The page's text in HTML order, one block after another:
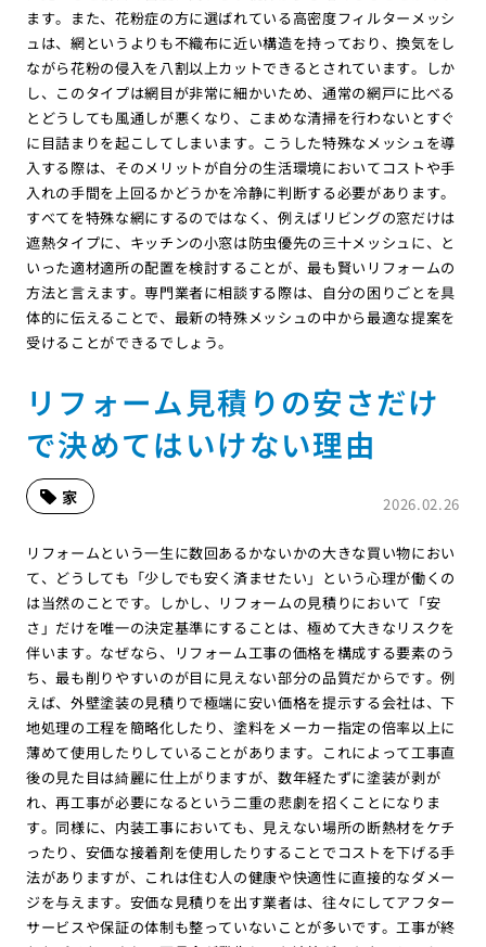
ます。また、花粉症の方に選ばれている高密度フィルターメッシ
ュは、網というよりも不織布に近い構造を持っており、換気をし
ながら花粉の侵入を八割以上カットできるとされています。しか
し、このタイプは網目が非常に細かいため、通常の網戸に比べる
とどうしても風通しが悪くなり、こまめな清掃を行わないとすぐ
に目詰まりを起こしてしまいます。こうした特殊なメッシュを導
入する際は、そのメリットが自分の生活環境においてコストや手
入れの手間を上回るかどうかを冷静に判断する必要があります。
すべてを特殊な網にするのではなく、例えばリビングの窓だけは
遮熱タイプに、キッチンの小窓は防虫優先の三十メッシュに、と
いった適材適所の配置を検討することが、最も賢いリフォームの
方法と言えます。専門業者に相談する際は、自分の困りごとを具
体的に伝えることで、最新の特殊メッシュの中から最適な提案を
受けることができるでしょう。
リフォーム見積りの安さだけ
で決めてはいけない理由
2026.02.26
家
リフォームという一生に数回あるかないかの大きな買い物におい
て、どうしても「少しでも安く済ませたい」という心理が働くの
は当然のことです。しかし、リフォームの見積りにおいて「安
さ」だけを唯一の決定基準にすることは、極めて大きなリスクを
伴います。なぜなら、リフォーム工事の価格を構成する要素のう
ち、最も削りやすいのが目に見えない部分の品質だからです。例
えば、外壁塗装の見積りで極端に安い価格を提示する会社は、下
地処理の工程を簡略化したり、塗料をメーカー指定の倍率以上に
薄めて使用したりしていることがあります。これによって工事直
後の見た目は綺麗に仕上がりますが、数年経たずに塗装が剥が
れ、再工事が必要になるという二重の悲劇を招くことになりま
す。同様に、内装工事においても、見えない場所の断熱材をケチ
ったり、安価な接着剤を使用したりすることでコストを下げる手
法がありますが、これは住む人の健康や快適性に直接的なダメー
ジを与えます。安価な見積りを出す業者は、往々にしてアフター
サービスや保証の体制も整っていないことが多いです。工事が終